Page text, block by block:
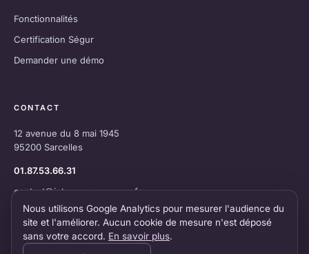
Fonctionnalités
Certification Ségur
Demander une démo
CONTACT
12 avenue du 8 mai 1945
95200 Sarcelles
01.87.53.66.31
contact@intraneos-synergy.fr
Nous utilisons Google Analytics pour mesurer l'audience du
site et l'améliorer. Aucun cookie de mesure n'est déposé
sans votre accord. En savoir plus.